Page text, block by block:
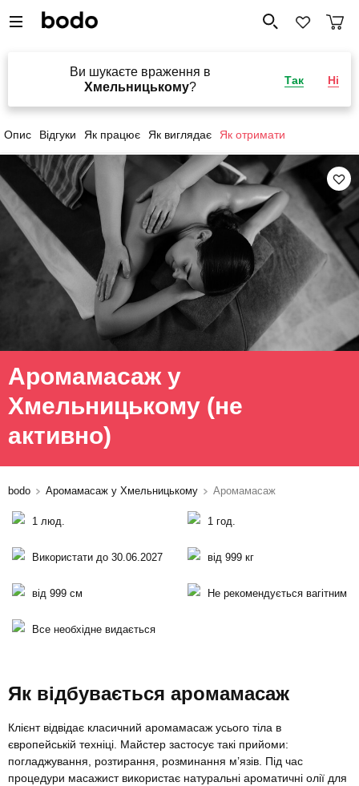
Ви шукаєте враження в
Хмельницькому?
Так Ні
Опис Відгуки Як працює Як виглядає Як отримати
Аромамасаж у
Хмельницькому (не
активно)
bodo Аромамасаж у Хмельницькому Аромамасаж
1 люд. 1 год.
Використати до 30.06.2027 від 999 кг
від 999 см Не рекомендується вагітним
Все необхідне видається
Як відбувається аромамасаж
Клієнт відвідає класичний аромамасаж усього тіла в
європейській техніці. Майстер застосує такі прийоми:
погладжування, розтирання, розминання м’язів. Під час
процедури масажист використає натуральні ароматичні олії для